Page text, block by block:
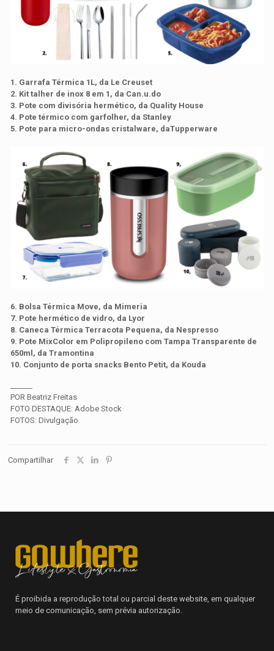
1. Garrafa Térmica 1L, da Le Creuset
2. Kit talher de inox 8 em 1, da Can.u.do
3. Pote com divisória hermético, da Quality House
4. Pote térmico com garfolher, da Stanley
5. Pote para micro-ondas cristalware, daTupperware
6. Bolsa Térmica Move, da Mimeria
7. Pote hermético de vidro, da Lyor
8. Caneca Térmica Terracota Pequena, da Nespresso
9. Pote MixColor em Polipropileno com Tampa Transparente de
650ml, da Tramontina
10. Conjunto de porta snacks Bento Petit, da Kouda
POR Beatriz Freitas
FOTO DESTAQUE: Adobe Stock
FOTOS: Divulgação
Compartilhar
É proibida a reprodução total ou parcial deste website, em qualquer
meio de comunicação, sem prévia autorização.